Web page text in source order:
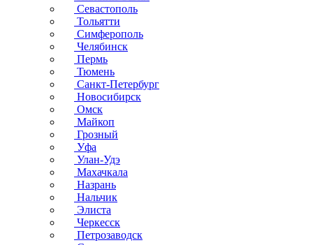
Севастополь
Тольятти
Симферополь
Челябинск
Пермь
Тюмень
Санкт-Петербург
Новосибирск
Омск
Майкоп
Грозный
Уфа
Улан-Удэ
Махачкала
Назрань
Нальчик
Элиста
Черкесск
Петрозаводск